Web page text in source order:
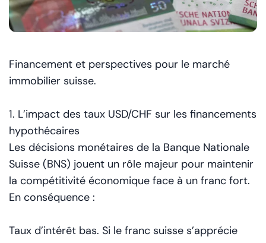
Financement et perspectives pour le marché
immobilier suisse.
1. L’impact des taux USD/CHF sur les financements
hypothécaires
Les décisions monétaires de la Banque Nationale
Suisse (BNS) jouent un rôle majeur pour maintenir
la compétitivité économique face à un franc fort.
En conséquence :
Taux d’intérêt bas. Si le franc suisse s’apprécie